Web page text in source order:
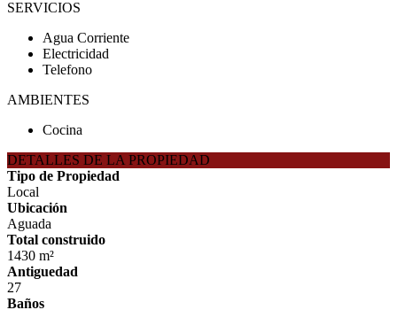
SERVICIOS
Agua Corriente
Electricidad
Telefono
AMBIENTES
Cocina
DETALLES DE LA PROPIEDAD
Tipo de Propiedad
Local
Ubicación
Aguada
Total construido
1430 m²
Antiguedad
27
Baños